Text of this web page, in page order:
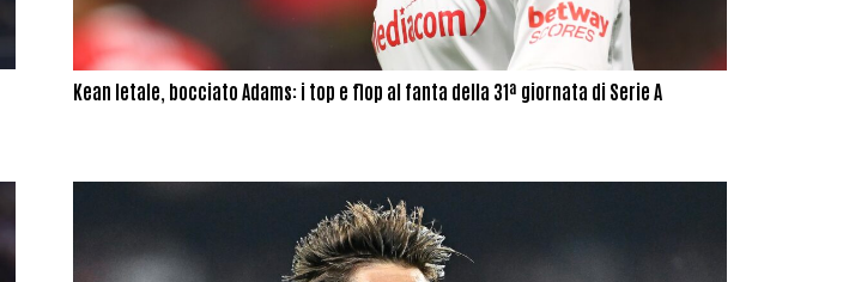
Kean letale, bocciato Adams: i top e flop al fanta della 31ª giornata di Serie A